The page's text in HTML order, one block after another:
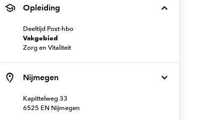
Opleiding
Deeltijd Post-hbo
Vakgebied
Zorg en Vitaliteit
Nijmegen
Kapittelweg 33
6525 EN Nijmegen